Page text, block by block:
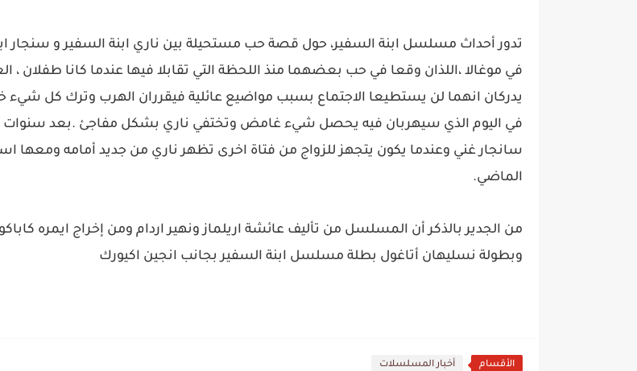
تدور أحداث مسلسل ابنة السفير، حول قصة حب مستحيلة بين ناري ابنة السفير و سنجار
في موغالا ،اللذان وقعا في حب بعضهما منذ اللحظة التي تقابلا فيها عندما كانا طفلان ،
يدركان انهما لن يستطيعا الاجتماع بسبب مواضيع عائلية فيقرران الهرب وترك كل شيء
في اليوم الذي سيهربان فيه يحصل شيء غامض وتختفي ناري بشكل مفاجئ .بعد
سانجار غني وعندما يكون يتجهز للزواج من فتاة اخرى تظهر ناري من جديد أمامه ومعها
الماضي.
من الجدير بالذكر أن المسلسل من تأليف عائشة اريلماز ونهير اردام ومن إخراج ايمره
وبطولة نسليهان أتاغول بطلة مسلسل ابنة السفير بجانب انجين اكيورك
الأقسام أخبار المسلسلات